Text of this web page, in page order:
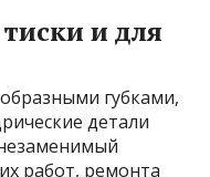
и для
губками,
детали
работ, ремонта